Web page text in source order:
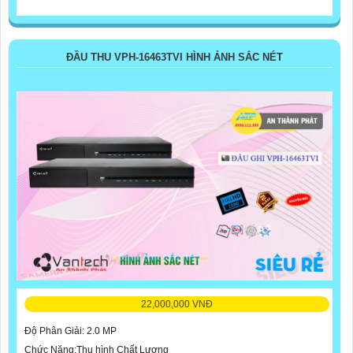
ĐẦU THU VPH-16463TVI HÌNH ẢNH SẮC NÉT
22,000,000 VNĐ
Độ Phân Giải: 2.0 MP
Chức Năng:Thu hình Chất Lượng